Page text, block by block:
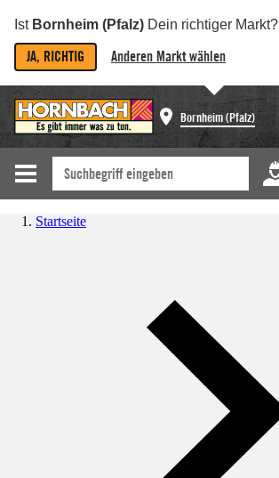
Ist Bornheim (Pfalz) Dein richtiger Markt?
JA, RICHTIG Anderen Markt wählen
Bornheim (Pfalz)
Startseite